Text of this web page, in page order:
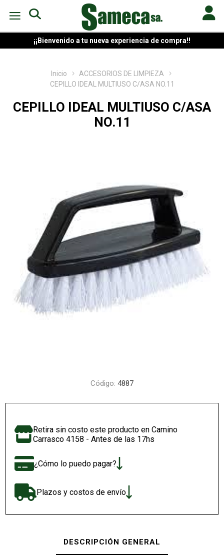
¡¡Bienvenido a tu nueva experiencia de compra!!
Inicio
ACCESORIOS DE LIMPIEZA
CEPILLO IDEAL MULTIUSO C/ASA NO.11
CEPILLO IDEAL MULTIUSO C/ASA
NO.11
Código: 4887
Retira sin costo este producto en Camino
Carrasco 4158 - Antes de las 17hs
¿Cómo lo puedo pagar?
Plazos y costos de envío
DESCRIPCIÓN GENERAL